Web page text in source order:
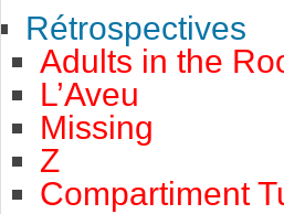
Rétrospectives
Adults in the
L’Aveu
Missing
Z
Compartiment